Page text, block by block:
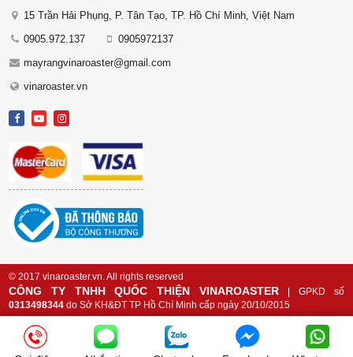
15 Trần Hải Phụng, P. Tân Tạo, TP. Hồ Chí Minh, Việt Nam
0905.972.137
0905972137
mayrangvinaroaster@gmail.com
vinaroaster.vn
© 2017 vinaroaster.vn. All rights reserved
CÔNG TY TNHH QUỐC THIỆN VINAROASTER
| GPKD số
0313498344 do Sở KH&ĐT TP Hồ Chí Minh cấp ngày 20/10/2015